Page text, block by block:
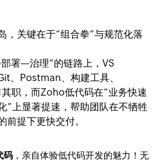
，关键在于“组合拳”与规范化落
署—治理”的链路上，VS
、Postman、构建工具、
职，而Zoho低代码在“业务快速
”上显著提速，帮助团队在不牺牲
前提下更快交付。
码 ，亲自体验低代码开发的魅力！无